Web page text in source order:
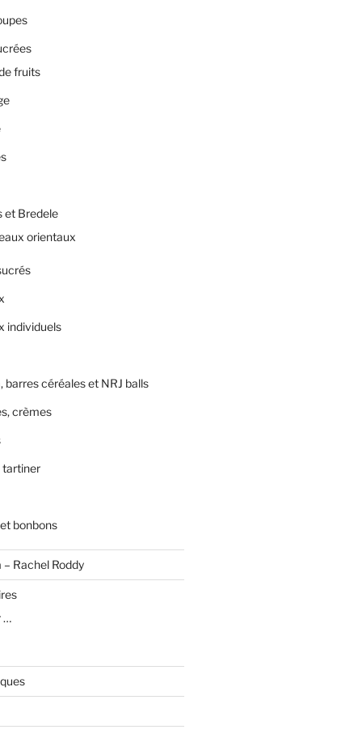
fruits
et Bredele
orientaux
individuels
barres céréales et NRJ balls
crèmes
tartiner
bonbons
Rachel Roddy
…